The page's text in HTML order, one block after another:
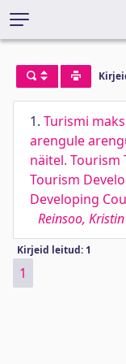
1. Turismi
arengule
näitel. Tourism
Tourism
Developing
Reinsoo, Kristin
Kirjeid leitud: 1
1